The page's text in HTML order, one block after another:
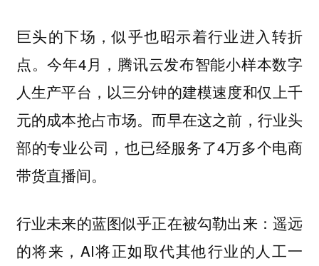
巨头的下场，似乎也昭示着行业进入转折
点。今年4月，腾讯云发布智能小样本数字
人生产平台，以三分钟的建模速度和仅上千
元的成本抢占市场。而早在这之前，行业头
部的专业公司，也已经服务了4万多个电商
带货直播间。
行业未来的蓝图似乎正在被勾勒出来：遥远
的将来，AI将正如取代其他行业的人工一